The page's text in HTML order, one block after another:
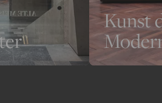
Kunst